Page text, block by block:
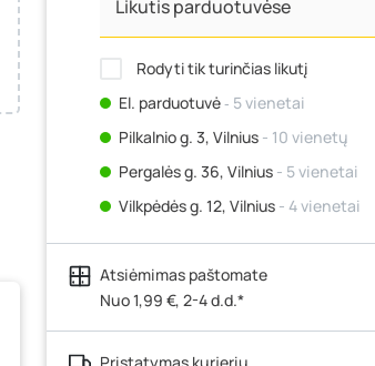
Rodyti tik turinčias likutį
El. parduotuvė‐ 5 vienetai
Pilkalnio g. 3, Vilnius - 10 vienetų
Pergalės g. 36, Vilnius - 5 vienetai
Vilkpėdės g. 12, Vilnius - 4 vienetai
Ateities g. 15, Vilnius- 8 vienetai
Kauno r., Narsiečių k., Vytauto g. 183,
Kaunas - 4 vienetai
Šilutės pl. 83A, Klaipėda- 9 vienetai
Atsiėmimas paštomate
Nuo 1,99 €, 2-4 d.d.*